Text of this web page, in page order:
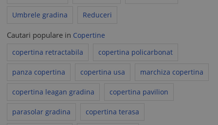
Umbrele gradina Reduceri
Cautari populare in Copertine
copertina retractabila
copertina policarbonat
panza copertina copertina usa marchiza copertina
copertina leagan gradina copertina pavilion
parasolar gradina copertina terasa